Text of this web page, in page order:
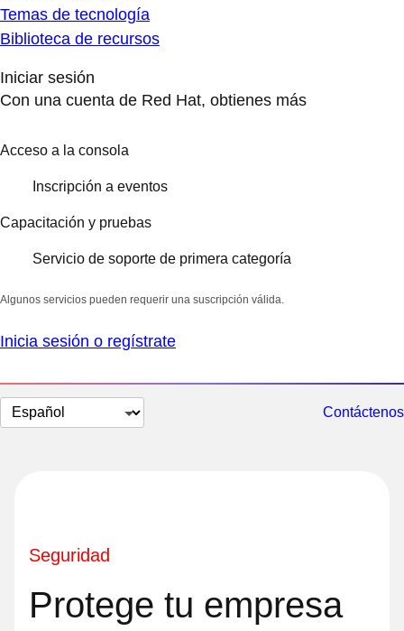
Temas de tecnología
Biblioteca de recursos
Iniciar sesión
Con una cuenta de Red Hat, obtienes más
Acceso a la consola
Inscripción a eventos
Capacitación y pruebas
Servicio de soporte de primera categoría
Algunos servicios pueden requerir una suscripción válida.
Inicia sesión o regístrate
Cambiar
el
Contáctenos
Seguridad
Protege tu empresa